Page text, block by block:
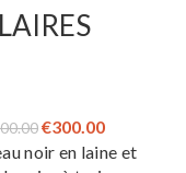
Le
prix
€300.00Le
prix
noir en laine et